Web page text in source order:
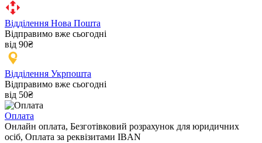
Відділення Нова Пошта
Відправимо вже сьогодні
від 90₴
Відділення Укрпошта
Відправимо вже сьогодні
від 50₴
Оплата
Онлайн оплата, Безготівковий розрахунок для юридичних
осіб, Оплата за реквізитами IBAN